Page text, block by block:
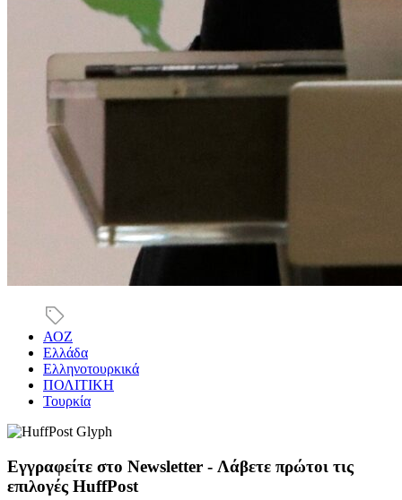
ΑΟΖ
Ελλάδα
Ελληνοτουρκικά
ΠΟΛΙΤΙΚΗ
Τουρκία
Εγγραφείτε στο Newsletter - Λάβετε πρώτοι τις
επιλογές HuffPost